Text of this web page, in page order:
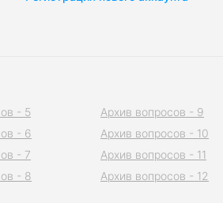
- 5
- 6
- 7
- 8
Архив вопросов - 9
Архив вопросов - 10
Архив вопросов - 11
Архив вопросов - 12